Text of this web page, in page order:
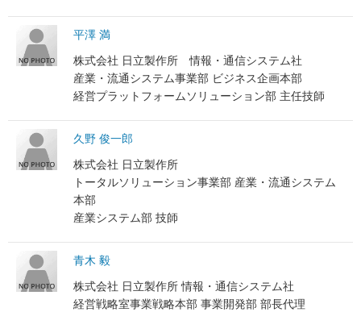
平澤 満
株式会社 日立製作所 情報・通信システム社
産業・流通システム事業部 ビジネス企画本部
経営プラットフォームソリューション部 主任技師
久野 俊一郎
株式会社 日立製作所
トータルソリューション事業部 産業・流通システム
本部
産業システム部 技師
青木 毅
株式会社 日立製作所 情報・通信システム社
経営戦略室事業戦略本部 事業開発部 部長代理